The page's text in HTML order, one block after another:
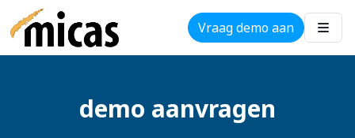
Vraag demo aan
demo aanvragen